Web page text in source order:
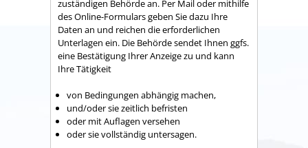
zuständigen Behörde an. Per Mail oder mithilfe
des Online-Formulars geben Sie dazu Ihre
Daten an und reichen die erforderlichen
Unterlagen ein. Die Behörde sendet Ihnen ggfs.
eine Bestätigung Ihrer Anzeige zu und kann
Ihre Tätigkeit
von Bedingungen abhängig machen,
und/oder sie zeitlich befristen
oder mit Auflagen versehen
oder sie vollständig untersagen.